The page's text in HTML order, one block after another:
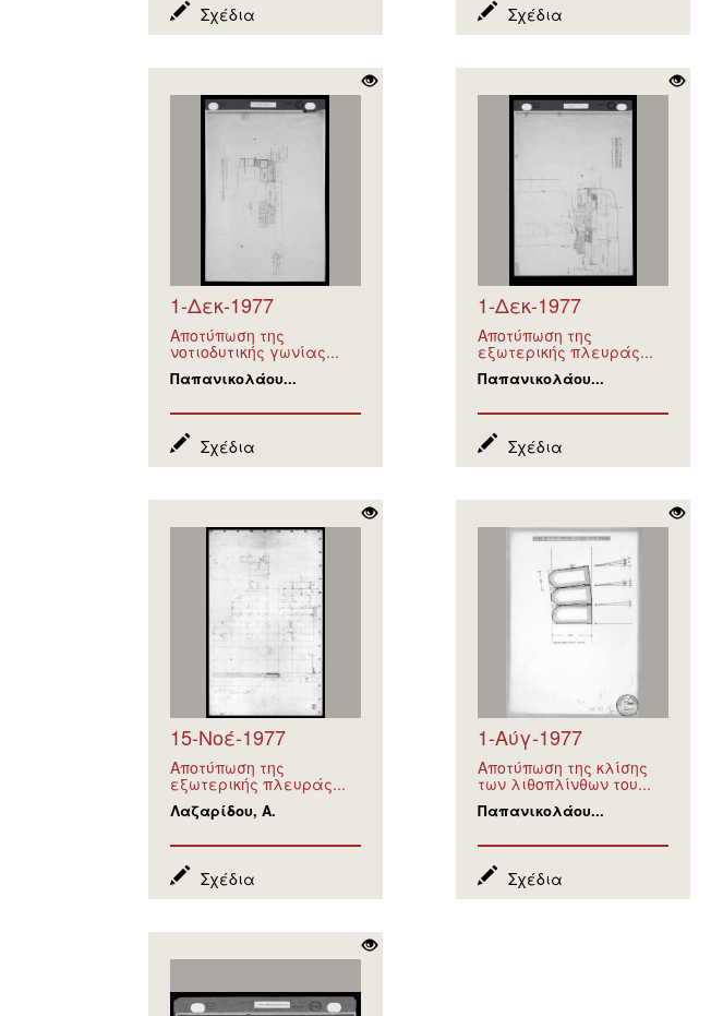
Σχέδια Σχέδια
1-Δεκ-1977
Αποτύπωση της
νοτιοδυτικής γωνίας...
Παπανικολάου...
Σχέδια
1-Δεκ-1977
Αποτύπωση της
εξωτερικής πλευράς...
Παπανικολάου...
Σχέδια
15-Νοέ-1977
Αποτύπωση της
εξωτερικής πλευράς...
Λαζαρίδου, Α.
Σχέδια
1-Αύγ-1977
Αποτύπωση της κλίσης
των λιθοπλίνθων του...
Παπανικολάου...
Σχέδια